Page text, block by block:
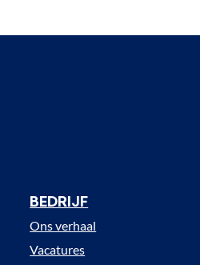
BEDRIJF
Ons verhaal
Vacatures